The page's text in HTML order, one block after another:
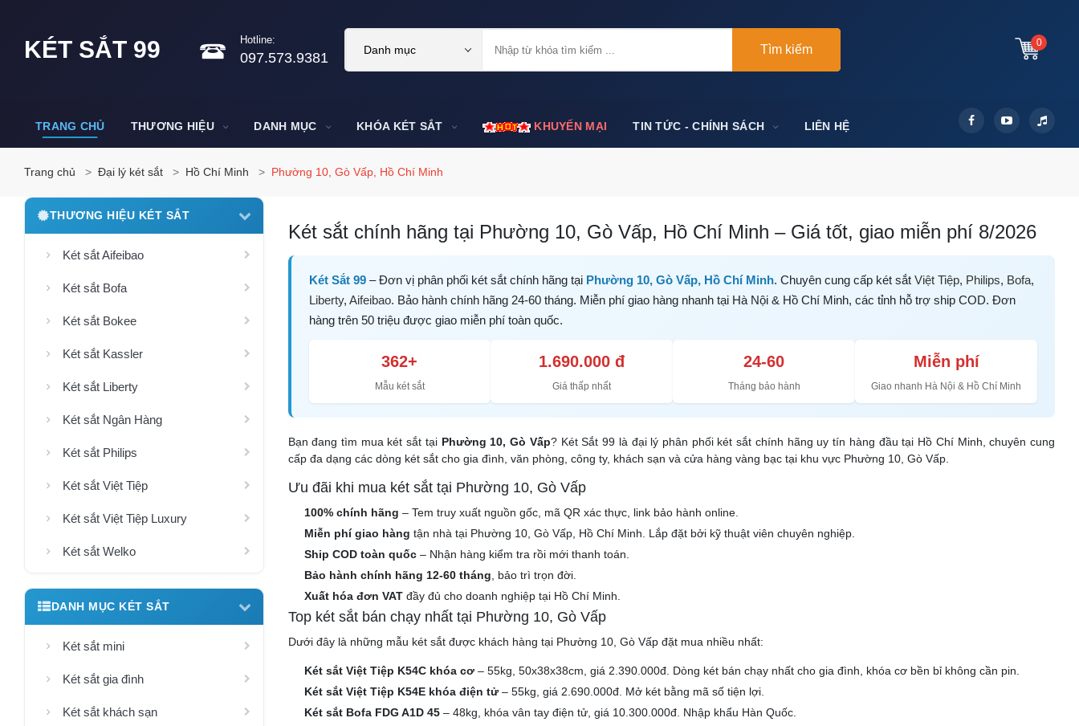
KÉT SẮT 99 Hotline:
097.573.9381
0
Danh mục Tìm kiếm
TRANG CHỦ THƯƠNG HIỆU DANH MỤC KHÓA KÉT SẮT KHUYẾN MẠI TIN TỨC - CHÍNH SÁCH LIÊN HỆ
Trang chủ Đại lý két sắt Hồ Chí Minh Phường 10, Gò Vấp, Hồ Chí Minh
THƯƠNG HIỆU KÉT SẮT
Két sắt Aifeibao
Két sắt Bofa
Két sắt Bokee
Két sắt Kassler
Két sắt Liberty
Két sắt Ngân Hàng
Két sắt Philips
Két sắt Việt Tiệp
Két sắt Việt Tiệp Luxury
Két sắt Welko
DANH MỤC KÉT SẮT
Két sắt mini
Két sắt gia đình
Két sắt khách sạn
Két sắt chính hãng tại Phường 10, Gò Vấp, Hồ Chí Minh – Giá tốt, giao miễn phí 8/2026
Két Sắt 99– Đơn vị phân phối két sắt chính hãng tại Phường 10, Gò Vấp, Hồ Chí Minh. Chuyên cung cấp két sắt Việt Tiệp, Philips, Bofa,
Liberty, Aifeibao. Bảo hành chính hãng 24-60 tháng. Miễn phí giao hàng nhanh tại Hà Nội & Hồ Chí Minh, các tỉnh hỗ trợ ship COD. Đơn
hàng trên 50 triệu được giao miễn phí toàn quốc.
362+
Mẫu két sắt
1.690.000 đ
Giá thấp nhất
24-60
Tháng bảo hành
Miễn phí
Giao nhanh Hà Nội & Hồ Chí Minh
Bạn đang tìm mua két sắt tại Phường 10, Gò Vấp? Két Sắt 99 là đại lý phân phối két sắt chính hãng uy tín hàng đầu tại Hồ Chí Minh, chuyên cung
cấp đa dạng các dòng két sắt cho gia đình, văn phòng, công ty, khách sạn và cửa hàng vàng bạc tại khu vực Phường 10, Gò Vấp.
Ưu đãi khi mua két sắt tại Phường 10, Gò Vấp
100% chính hãng – Tem truy xuất nguồn gốc, mã QR xác thực, link bảo hành online.
Miễn phí giao hàng tận nhà tại Phường 10, Gò Vấp, Hồ Chí Minh. Lắp đặt bởi kỹ thuật viên chuyên nghiệp.
Ship COD toàn quốc– Nhận hàng kiểm tra rồi mới thanh toán.
Bảo hành chính hãng 12-60 tháng , bảo trì trọn đời.
Xuất hóa đơn VATđầy đủ cho doanh nghiệp tại Hồ Chí Minh.
Top két sắt bán chạy nhất tại Phường 10, Gò Vấp
Dưới đây là những mẫu két sắt được khách hàng tại Phường 10, Gò Vấp đặt mua nhiều nhất:
Két sắt Việt Tiệp K54C khóa cơ– 55kg, 50x38x38cm, giá 2.390.000đ. Dòng két bán chạy nhất cho gia đình, khóa cơ bền bỉ không cần pin.
Két sắt Việt Tiệp K54E khóa điện tử– 55kg, giá 2.690.000đ. Mở két bằng mã số tiện lợi.
Két sắt Bofa FDG A1D 45– 48kg, khóa vân tay điện tử, giá 10.300.000đ. Nhập khẩu Hàn Quốc.